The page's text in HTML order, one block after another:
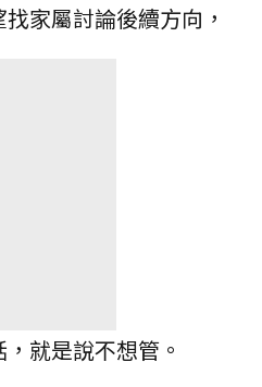
家屬討論後續方向，
就是說不想管。